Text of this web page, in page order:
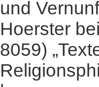
und
Hoerster
8059)